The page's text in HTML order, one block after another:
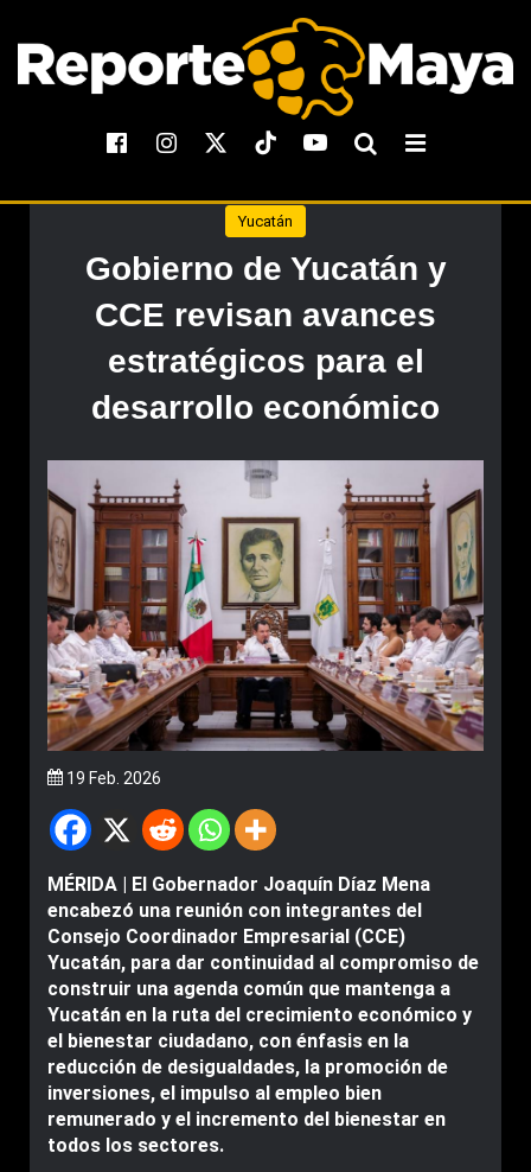
Yucatán
Gobierno de Yucatán y
CCE revisan avances
estratégicos para el
desarrollo económico
19 Feb. 2026
MÉRIDA | El Gobernador Joaquín Díaz Mena
encabezó una reunión con integrantes del
Consejo Coordinador Empresarial (CCE)
Yucatán, para dar continuidad al compromiso de
construir una agenda común que mantenga a
Yucatán en la ruta del crecimiento económico y
el bienestar ciudadano, con énfasis en la
reducción de desigualdades, la promoción de
inversiones, el impulso al empleo bien
remunerado y el incremento del bienestar en
todos los sectores.